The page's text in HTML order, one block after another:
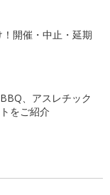
開催・中止・延期
、アスレチック
をご紹介